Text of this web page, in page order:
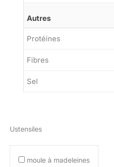
Autres
Protéines
Fibres
Sel
Ustensiles
moule à madeleines